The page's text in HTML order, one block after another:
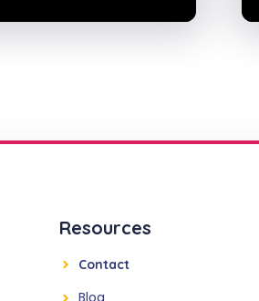
Resources
Contact
Blog